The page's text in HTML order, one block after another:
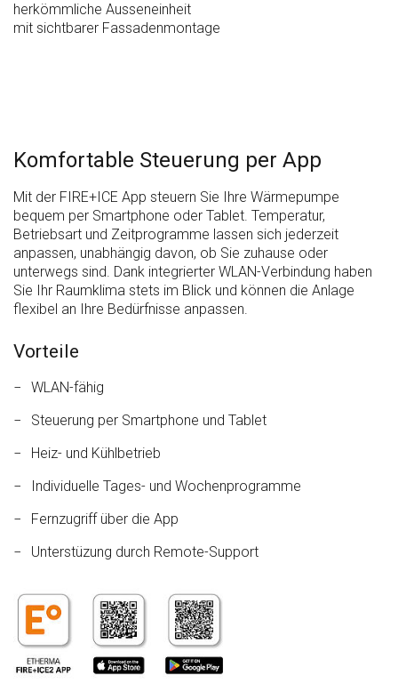
herkömmliche Ausseneinheit
mit sichtbarer Fassadenmontage
Komfortable Steuerung per App
Mit der FIRE+ICE App steuern Sie Ihre Wärmepumpe
bequem per Smartphone oder Tablet. Temperatur,
Betriebsart und Zeitprogramme lassen sich jederzeit
anpassen, unabhängig davon, ob Sie zuhause oder
unterwegs sind. Dank integrierter WLAN-Verbindung haben
Sie Ihr Raumklima stets im Blick und können die Anlage
flexibel an Ihre Bedürfnisse anpassen.
Vorteile
WLAN-fähig
Steuerung per Smartphone und Tablet
Heiz- und Kühlbetrieb
Individuelle Tages- und Wochenprogramme
Fernzugriff über die App
Unterstüzung durch Remote-Support